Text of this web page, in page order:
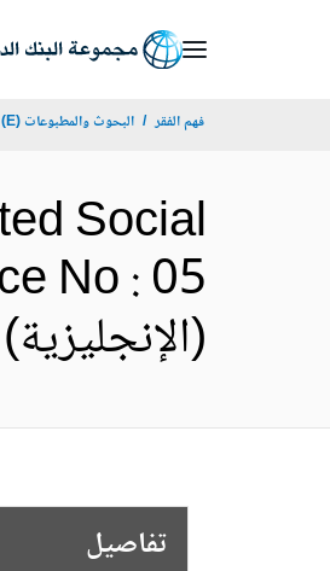
فهم الفقر البحوث والمطبوعات (E)
Social
No : 05
(الإنجليزية)
تفاصيل